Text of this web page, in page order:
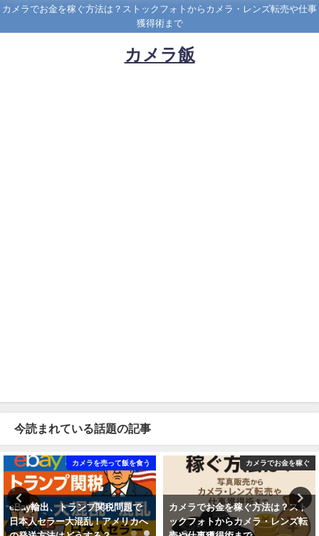
カメラでお金を稼ぐ方法は？ストックフォトからカメラ・レンズ転売や仕事
獲得術まで
カメラ飯
今読まれている話題の記事
カメラを売って飯を食う
eBay輸出、トランプ関税問題で
日本人セラー大混乱！アメリカへ
カメラでお金を稼ぐ
カメラでお金を稼ぐ方法は？スト
ックフォトからカメラ・レンズ転